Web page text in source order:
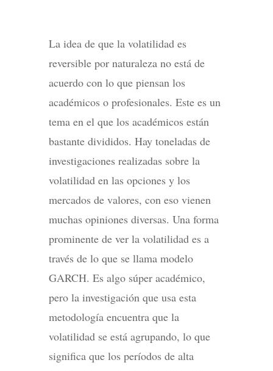
La idea de que la volatilidad es
reversible por naturaleza no está de
acuerdo con lo que piensan los
académicos o profesionales. Este es un
tema en el que los académicos están
bastante divididos. Hay toneladas de
investigaciones realizadas sobre la
volatilidad en las opciones y los
mercados de valores, con eso vienen
muchas opiniones diversas. Una forma
prominente de ver la volatilidad es a
través de lo que se llama modelo
GARCH. Es algo súper académico,
pero la investigación que usa esta
metodología encuentra que la
volatilidad se está agrupando, lo que
significa que los períodos de alta